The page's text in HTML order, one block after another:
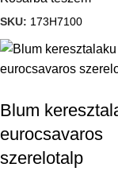
SKU: 173H7100
Blum
eurocsavaros
szerelotalp